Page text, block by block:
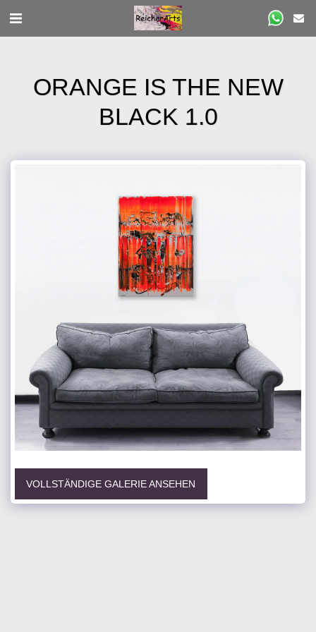
ORANGE IS THE NEW
BLACK 1.0
VOLLSTÄNDIGE GALERIE ANSEHEN